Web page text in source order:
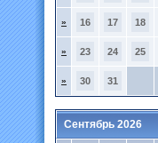
» 16 17 18
» 23 24 25
» 30 31
Сентябрь 2026